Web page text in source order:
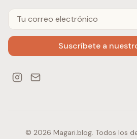
Suscríbete a
© 2026 Magari.blog. Todos los